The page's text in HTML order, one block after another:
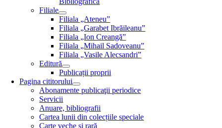
Filiale
Filiala „Ateneu”
Filiala „Garabet Ibrăileanu”
Filiala „Ion Creangă”
Filiala „Mihail Sadoveanu”
Filiala „Vasile Alecsandri”
Editură
Publicații proprii
Pagina cititorului
Abonamente publicaţii periodice
Servicii
Anuare, bibliografii
Cartea lunii din colecțiile speciale
Carte veche și rară